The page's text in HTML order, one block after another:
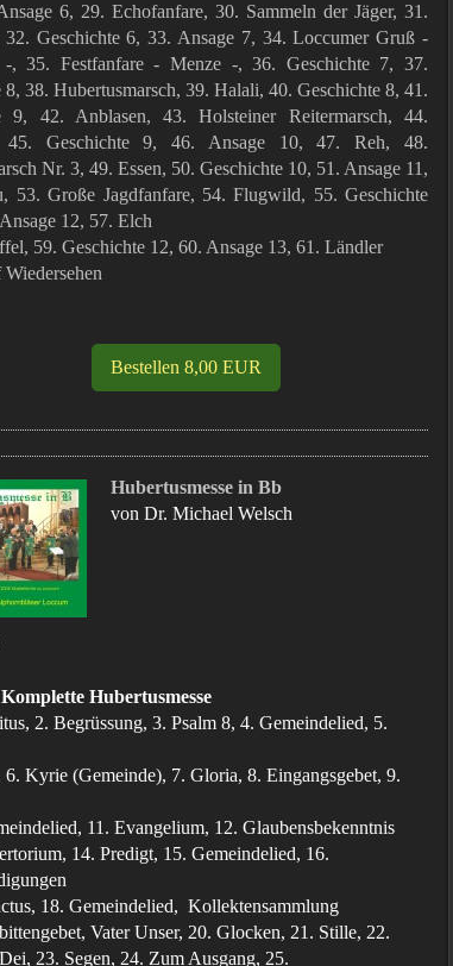
6, 29. Echofanfare, 30. Sammeln der Jäger, 31.
32. Geschichte 6, 33. Ansage 7, 34. Loccumer Gruß -
-, 35. Festfanfare - Menze -, 36. Geschichte 7, 37.
8, 38. Hubertusmarsch, 39. Halali, 40. Geschichte 8, 41.
9, 42. Anblasen, 43. Holsteiner Reitermarsch, 44.
45. Geschichte 9, 46. Ansage 10, 47. Reh, 48.
Nr. 3, 49. Essen, 50. Geschichte 10, 51. Ansage 11,
53. Große Jagdfanfare, 54. Flugwild, 55. Geschichte
12, 57. Elch
59. Geschichte 12, 60. Ansage 13, 61. Ländler
Bestellen 8,00 EUR
Hubertusmesse in Bb
von Dr. Michael Welsch
Hubertusmesse
2. Begrüssung, 3. Psalm 8, 4. Gemeindelied, 5.
Kyrie (Gemeinde), 7. Gloria, 8. Eingangsgebet, 9.
11. Evangelium, 12. Glaubensbekenntnis
14. Predigt, 15. Gemeindelied, 16.
18. Gemeindelied, Kollektensammlung
Vater Unser, 20. Glocken, 21. Stille, 22.
23. Segen, 24. Zum Ausgang, 25.